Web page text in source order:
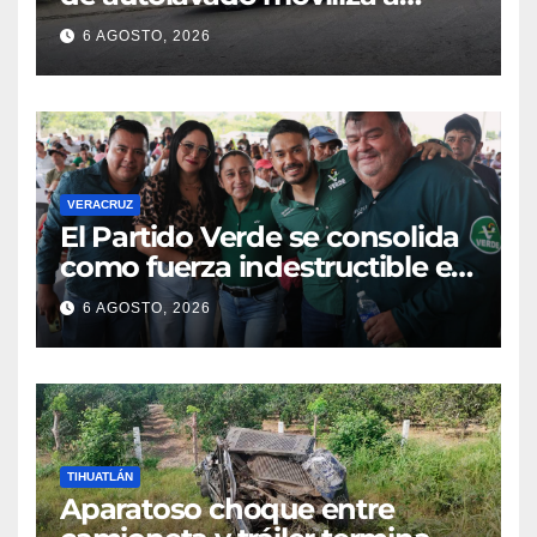
policías en Poza Rica
6 AGOSTO, 2026
VERACRUZ
​El Partido Verde se consolida
como fuerza indestructible en
la zona norte de Veracruz
6 AGOSTO, 2026
TIHUATLÁN
Aparatoso choque entre